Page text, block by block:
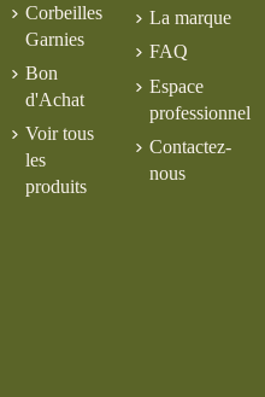
Corbeilles
Garnies
Bon
d'Achat
Voir tous
les
produits
La marque
FAQ
Espace
professionnel
Contactez-
nous